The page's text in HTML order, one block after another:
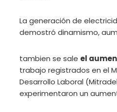
La generación de
demostró dinamismo,
tambien se sale el
trabajo registrados en el
Desarrollo Laboral
experimentaron un